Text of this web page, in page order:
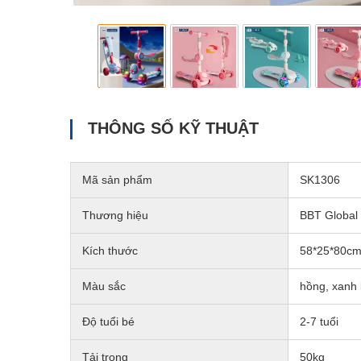
THÔNG SỐ KỸ THUẬT
Mã sản phẩm SK1306
Thương hiệu BBT Global
Kích thước 58*25*80cm
Màu sắc hồng, xanh
Độ tuổi bé 2-7 tuổi
Tải trọng 50kg